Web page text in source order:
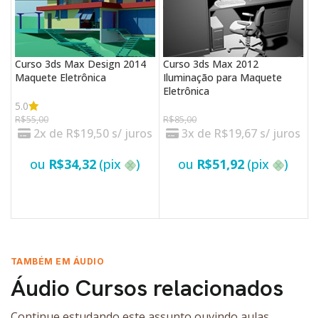
Curso 3ds Max Design 2014
Maquete Eletrônica
5.0
R$55,00
2x de R$19,50 s/ juros
ou R$34,32 (pix )
Curso 3ds Max 2012
Iluminação para Maquete
Eletrônica
R$85,00
3x de R$19,67 s/ juros
ou R$51,92 (pix )
TAMBÉM EM ÁUDIO
Áudio Cursos relacionados